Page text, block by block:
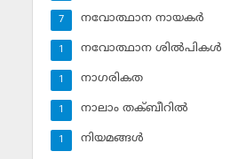
നവോത്ഥാന നായകര്‍
7
നവോത്ഥാന ശില്‍പികള്‍
1
നാഗരികത
1
നാലാം തക്ബീറില്‍
1
നിയമങ്ങള്‍
1